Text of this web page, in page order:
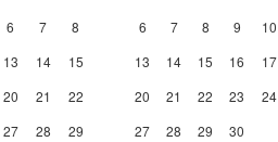
6 7
8
13 14
15
20 21
22
27 28
29
6
7 8 9 10
13
14 15 16 17
20
21 22 23 24
27
28 29 30